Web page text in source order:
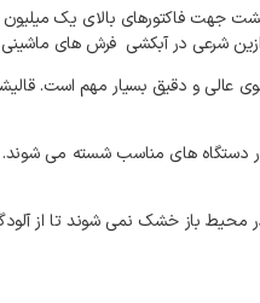
جهت فاکتورهای بالای یک میلیون و 500 هزار
شرعی در آبکشی فرش های ماشینی
عالی و دقیق بسیار مهم است.
دستگاه های مناسب شسته می شوند.
محیط باز خشک نمی شوند تا از